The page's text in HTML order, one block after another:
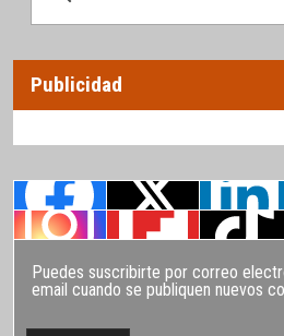
Publicidad
Puedes suscribirte por correo
email cuando se publiquen nuevos